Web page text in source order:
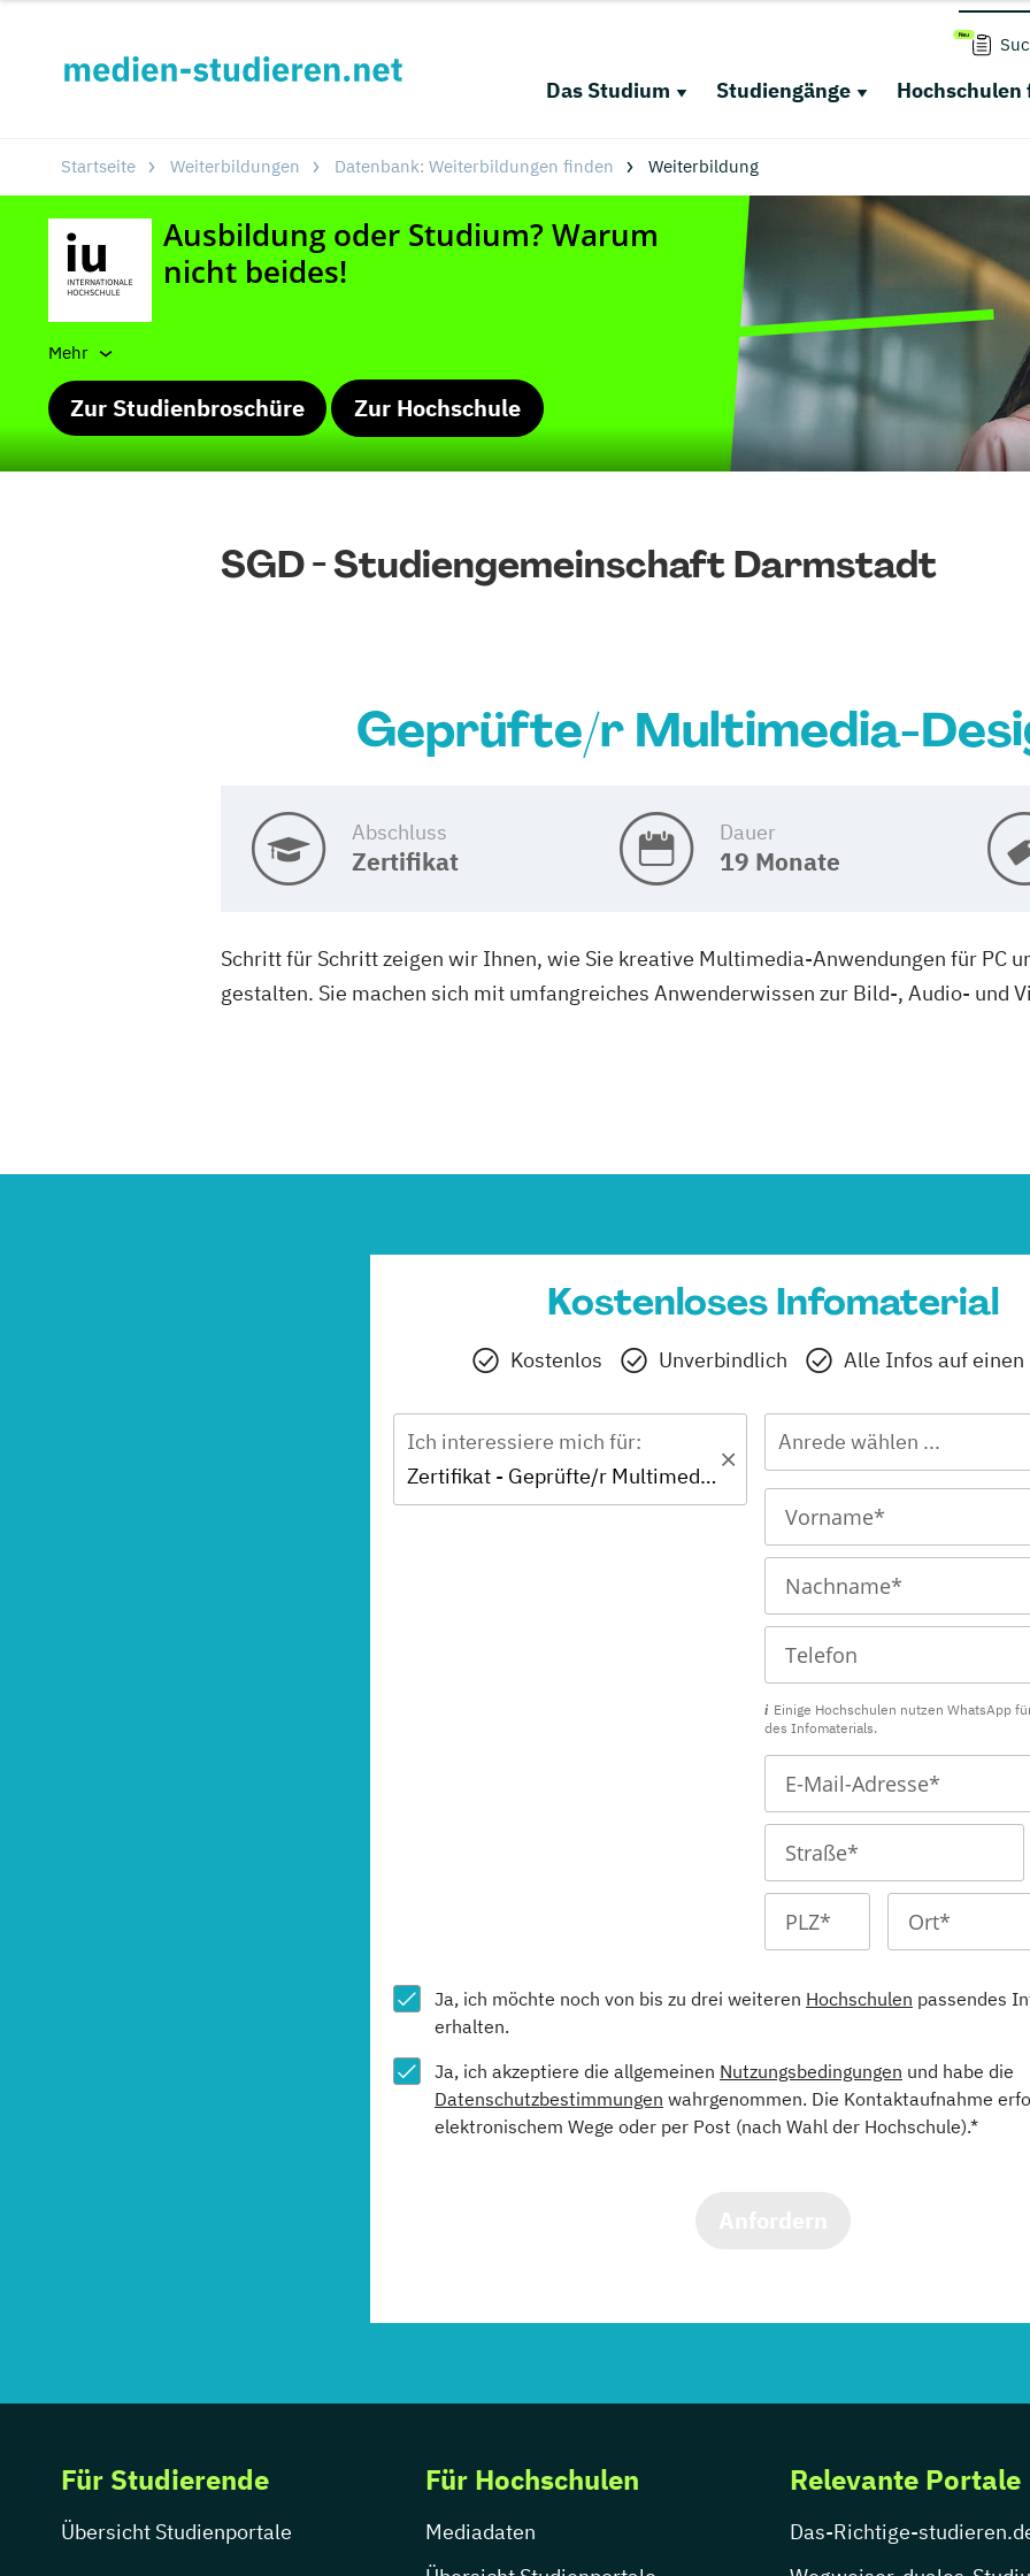
Das Studium Studiengänge Hochschulen
Startseite Weiterbildungen Datenbank: Weiterbildungen finden Weiterbildung
Mehr
Zur Studienbroschüre Zur Hochschule
SGD - Studiengemeinschaft Darmstadt
Geprüfte/r Multimedia-
Abschluss
Zertifikat
Dauer
19 Monate
Schritt für Schritt zeigen wir Ihnen, wie Sie kreative Multimedia-Anwendungen für PC
gestalten. Sie machen sich mit umfangreiches Anwenderwissen zur Bild-, Audio- und
Kostenloses Infomaterial
Kostenlos Unverbindlich Alle Infos auf einen
Ich interessiere mich für:
Zertifikat - Geprüfte/r Multimedia-Designer/in
Anrede wählen ...
Einige Hochschulen nutzen WhatsApp
des Infomaterials.
Ja, ich möchte noch von bis zu drei weiteren Hochschulen passendes
erhalten.
Ja, ich akzeptiere die allgemeinen Nutzungsbedingungen und habe die
Datenschutzbestimmungen wahrgenommen. Die Kontaktaufnahme
elektronischem Wege oder per Post (nach Wahl der Hochschule).*
Für Studierende
Übersicht Studienportale
Für Hochschulen
Mediadaten
Relevante Portale
Das-Richtige-